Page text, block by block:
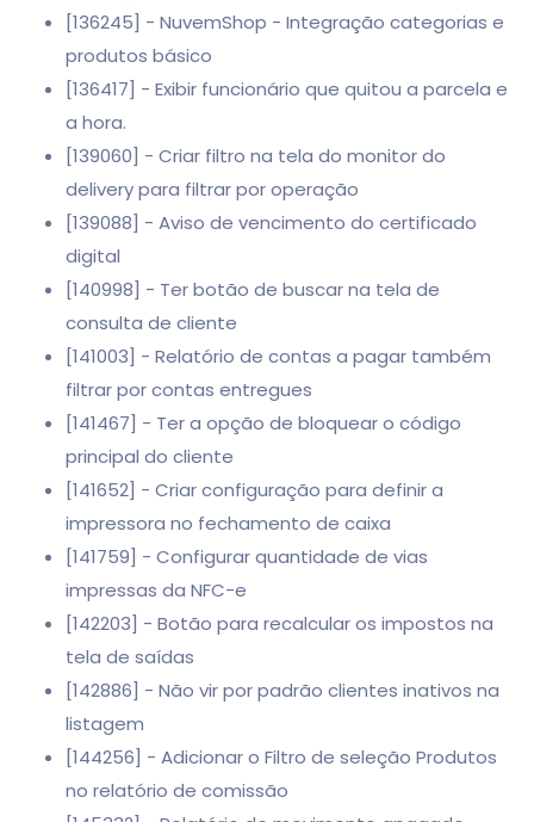
[136245] - NuvemShop - Integração categorias e
produtos básico
[136417] - Exibir funcionário que quitou a parcela e
a hora.
[139060] - Criar filtro na tela do monitor do
delivery para filtrar por operação
[139088] - Aviso de vencimento do certificado
digital
[140998] - Ter botão de buscar na tela de
consulta de cliente
[141003] - Relatório de contas a pagar também
filtrar por contas entregues
[141467] - Ter a opção de bloquear o código
principal do cliente
[141652] - Criar configuração para definir a
impressora no fechamento de caixa
[141759] - Configurar quantidade de vias
impressas da NFC-e
[142203] - Botão para recalcular os impostos na
tela de saídas
[142886] - Não vir por padrão clientes inativos na
listagem
[144256] - Adicionar o Filtro de seleção Produtos
no relatório de comissão